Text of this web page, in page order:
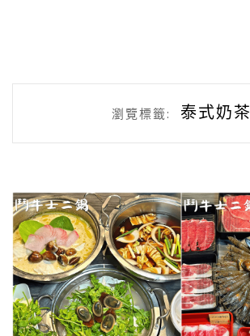
瀏覽標籤: 泰式奶茶